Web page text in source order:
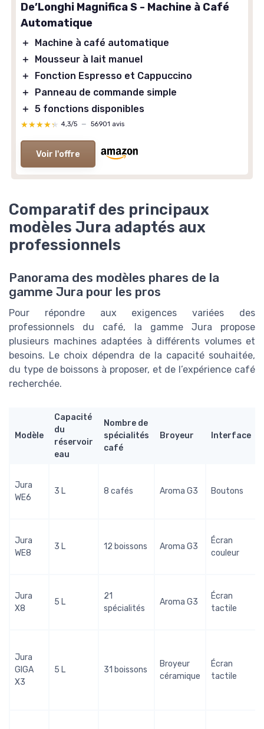
De’Longhi Magnifica S - Machine à Café
Automatique
＋
Machine à café automatique
＋
Mousseur à lait manuel
＋
Fonction Espresso et Cappuccino
＋
Panneau de commande simple
＋ 5 fonctions disponibles
★★★★★
★★★★★ 4,3/5 — 56901 avis
Voir l'offre
Comparatif des principaux
modèles Jura adaptés aux
professionnels
Panorama des modèles phares de la
gamme Jura pour les pros
Pour répondre aux exigences variées des
professionnels du café, la gamme Jura propose
plusieurs machines adaptées à différents volumes et
besoins. Le choix dépendra de la capacité souhaitée,
du type de boissons à proposer, et de l’expérience café
recherchée.
Modèle
Capacité
du
réservoir
eau
Nombre de
spécialités
café
Broyeur Interface
Jura
WE6
3 L 8 cafés Aroma G3 Boutons
Jura
WE8
3 L 12 boissons Aroma G3
Écran
couleur
Jura
X8
5 L
21
spécialités
Aroma G3
Écran
tactile
Jura
GIGA
X3
5 L 31 boissons
Broyeur
céramique
Écran
tactile